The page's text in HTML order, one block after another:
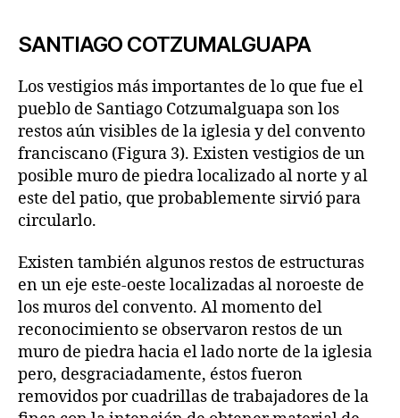
SANTIAGO COTZUMALGUAPA
Los vestigios más importantes de lo que fue el
pueblo de Santiago Cotzumalguapa son los
restos aún visibles de la iglesia y del convento
franciscano (Figura 3). Existen vestigios de un
posible muro de piedra localizado al norte y al
este del patio, que probablemente sirvió para
circularlo.
Existen también algunos restos de estructuras
en un eje este-oeste localizadas al noroeste de
los muros del convento. Al momento del
reconocimiento se observaron restos de un
muro de piedra hacia el lado norte de la iglesia
pero, desgraciadamente, éstos fueron
removidos por cuadrillas de trabajadores de la